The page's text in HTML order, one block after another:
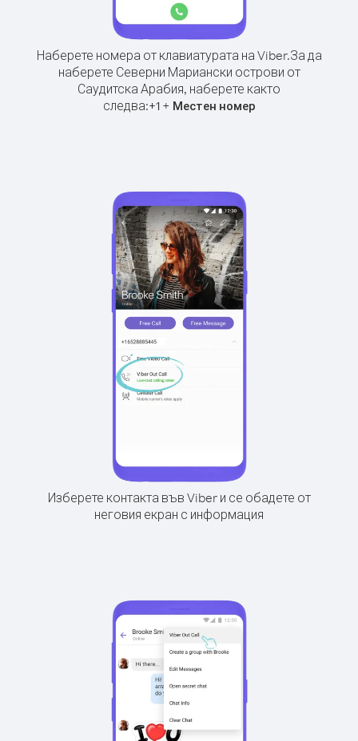
Наберете номера от клавиатурата на Viber.За да
наберете Северни Мариански острови от
Саудитска Арабия, наберете както
следва:+1+ Местен номер
Изберете контакта във Viber и се обадете от
неговия екран с информация